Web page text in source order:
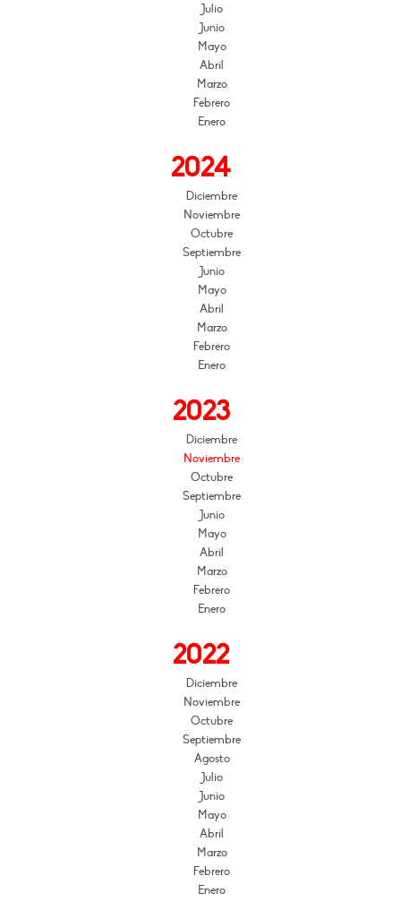
Julio
Junio
Mayo
Abril
Marzo
Febrero
Enero
2024
Diciembre
Noviembre
Octubre
Septiembre
Junio
Mayo
Abril
Marzo
Febrero
Enero
2023
Diciembre
Noviembre
Octubre
Septiembre
Junio
Mayo
Abril
Marzo
Febrero
Enero
2022
Diciembre
Noviembre
Octubre
Septiembre
Agosto
Julio
Junio
Mayo
Abril
Marzo
Febrero
Enero